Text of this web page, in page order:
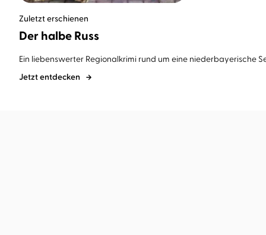
Zuletzt erschienen
Der halbe Russ
Ein liebenswerter Regionalkrimi rund um eine niederbayerische
Jetzt entdecken